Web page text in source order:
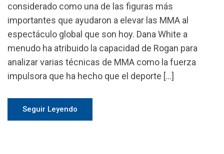
considerado como una de las figuras más
importantes que ayudaron a elevar las MMA al
espectáculo global que son hoy. Dana White a
menudo ha atribuido la capacidad de Rogan para
analizar varias técnicas de MMA como la fuerza
impulsora que ha hecho que el deporte […]
Seguir Leyendo